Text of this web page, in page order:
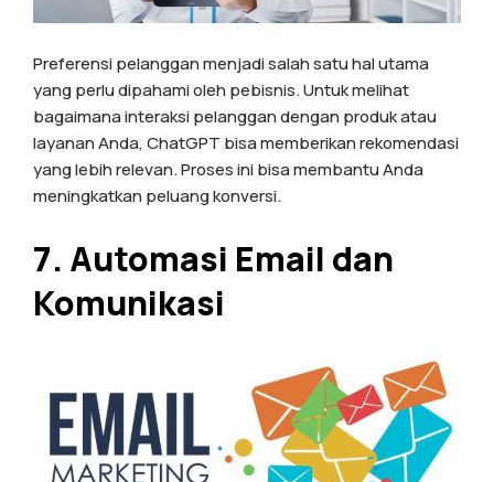
Preferensi pelanggan menjadi salah satu hal utama
yang perlu dipahami oleh pebisnis. Untuk melihat
bagaimana interaksi pelanggan dengan produk atau
layanan Anda, ChatGPT bisa memberikan rekomendasi
yang lebih relevan. Proses ini bisa membantu Anda
meningkatkan peluang konversi.
7. Automasi Email dan
Komunikasi